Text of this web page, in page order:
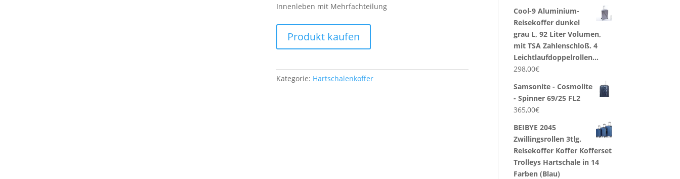
Innenleben mit Mehrfachteilung
Produkt kaufen
Kategorie: Hartschalenkoffer
Cool-9 Aluminium-
Reisekoffer dunkel
grau L, 92 Liter Volumen,
mit TSA Zahlenschloß. 4
Leichtlaufdoppelrollen…
298,00€
Samsonite - Cosmolite
- Spinner 69/25 FL2
365,00€
BEIBYE 2045
Zwillingsrollen 3tlg.
Reisekoffer Koffer Kofferset
Trolleys Hartschale in 14
Farben (Blau)